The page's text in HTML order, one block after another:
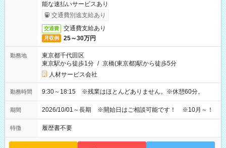
能な速払いサービスあり
交通費別途支給あり
交通費 交通費支給あり
月収例 25～30万円
勤務地
東京都千代田区
東京駅から徒歩1分 / 京橋(東京都)駅から徒歩5分
人材サービス会社
勤務時間 9:30～18:15 ※残業はほとんどありません。※休憩60分。
期間 2026/10/01～長期 ※開始日はご相談可能です！ ※10月～！
特徴 履歴書不要